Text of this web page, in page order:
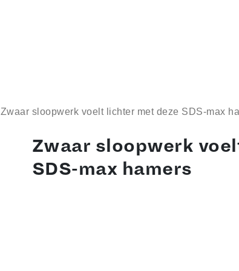
Zwaar sloopwerk voelt lichter met deze SDS-max
Zwaar sloopwerk
SDS-max hamers